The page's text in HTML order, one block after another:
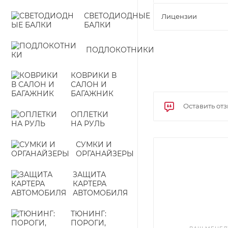
СВЕТОДИОДНЫЕ
БАЛКИ
ПОДЛОКОТНИКИ
КОВРИКИ В
САЛОН И
БАГАЖНИК
ОПЛЕТКИ
НА РУЛЬ
СУМКИ И
ОРГАНАЙЗЕРЫ
ЗАЩИТА
КАРТЕРА
АВТОМОБИЛЯ
ТЮНИНГ:
ПОРОГИ,
Лицензии
Оставить